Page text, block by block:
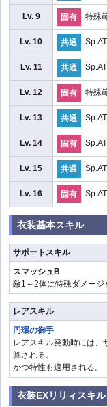
Lv. 9 固有 特殊
Lv. 10 共通
Lv. 11 共通
Lv. 12 固有 特殊
Lv. 13 共通
Lv. 14 固有
Lv. 15 共通
Lv. 16 固有
衣装基本スキル
サポートスキル
スマッシュB
敵1～2体に特殊ダメージ
レアスキル
円環の御手
レアスキル発動時には
算される。
かつ特性も適用される。
衣装EXリリィスキル